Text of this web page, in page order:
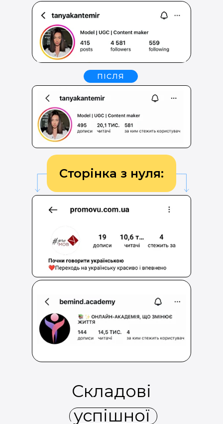
ПІСЛЯ
Сторінка з нуля:
Складові
успішної